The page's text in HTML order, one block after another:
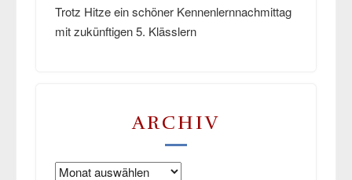
Trotz Hitze ein schöner Kennenlernnachmittag
mit zukünftigen 5. Klässlern
ARCHIV
Archiv